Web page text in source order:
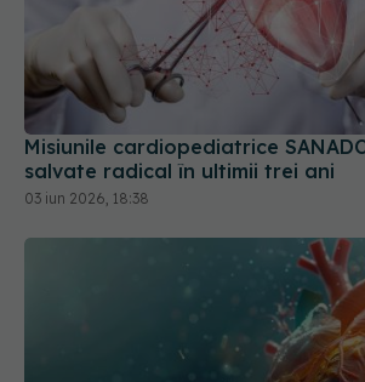
Misiunile cardiopediatrice
salvate radical în ultimii trei ani
03 iun 2026, 18:38